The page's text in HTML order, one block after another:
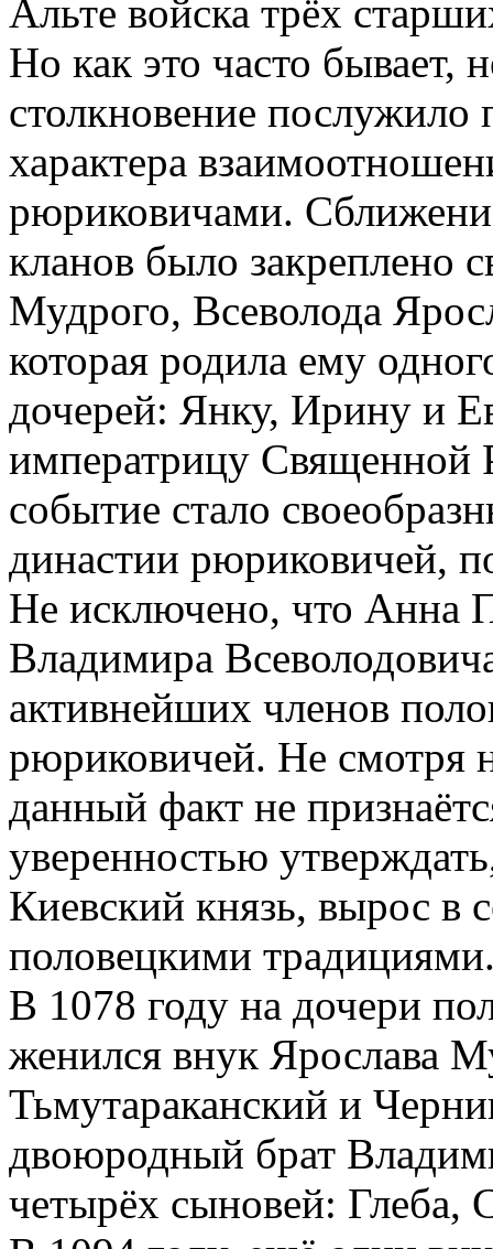
Альте войска трёх
Но как это часто бывает,
столкновение
характера
рюриковичами.
кланов было закреплено
Мудрого, Всеволода
которая родила ему
дочерей: Янку, Ирину и
императрицу Священной
событие стало
династии рюриковичей,
Не исключено, что Анна
Владимира
активнейших членов
рюриковичей. Не смотря
данный факт не
уверенностью
Киевский князь, вырос
половецкими
В 1078 году на дочери
женился внук Ярослава
Тьмутараканский и
двоюродный брат
четырёх сыновей: Глеба,